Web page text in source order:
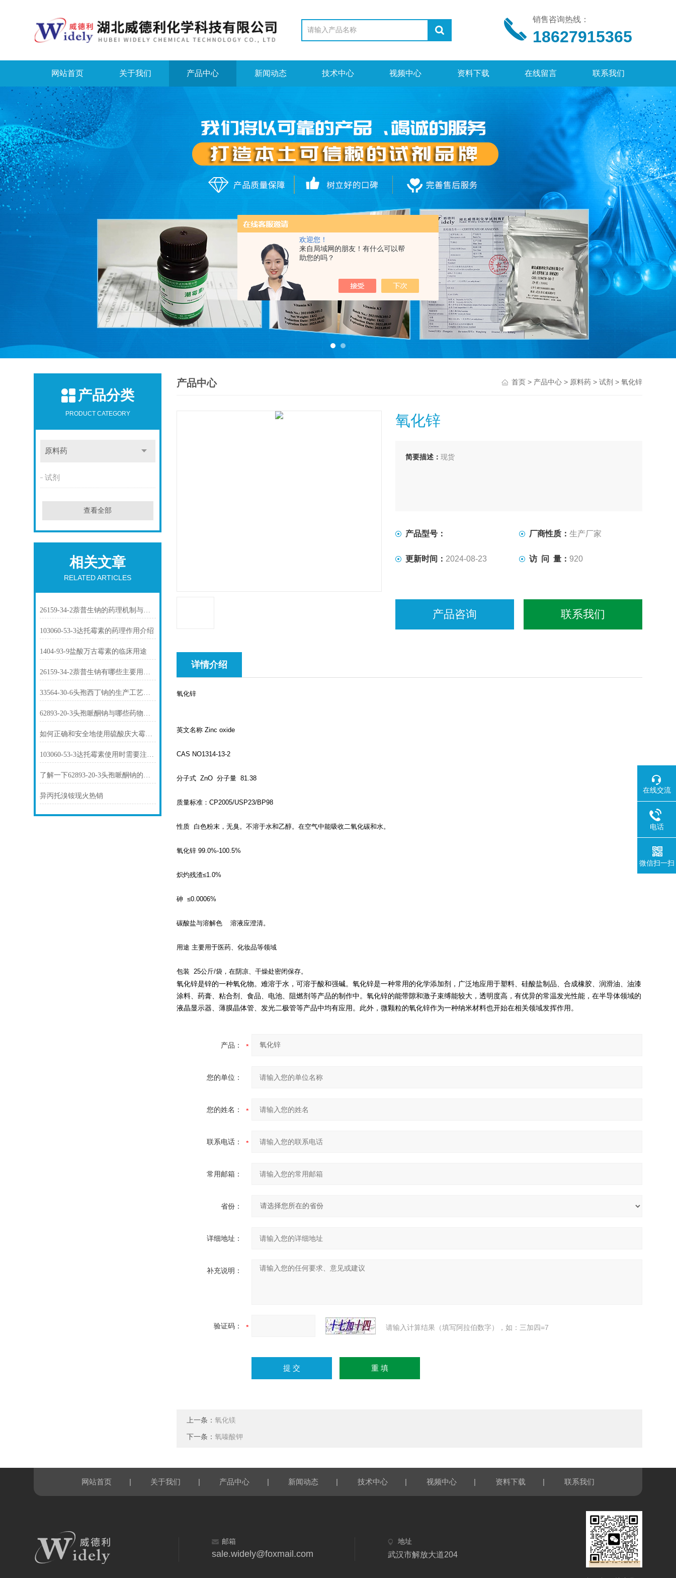
欢迎您！
来自局域网的朋友！有什么可以帮
助您的吗？
销售咨询热线：
18627915365
网站首页 关于我们 产品中心 新闻动态 技术中心 视频中心 资料下载 在线留言 联系我们
产品分类
PRODUCT CATEGORY
原料药
试剂
查看全部
相关文章
RELATED ARTICLES
26159-34-2萘普生钠的药理机制与临床应用
103060-53-3达托霉素的药理作用介绍
1404-93-9盐酸万古霉素的临床用途
26159-34-2萘普生钠有哪些主要用途？
33564-30-6头孢西丁钠的生产工艺是怎样的？
62893-20-3头孢哌酮钠与哪些药物存在相互作用？
如何正确和安全地使用硫酸庆大霉素1405-41-0？
103060-53-3达托霉素使用时需要注意哪些问题？
了解一下62893-20-3头孢哌酮钠的用途及药理作用吧
异丙托溴铵现火热销
产品中心 首页> 产品中心> 原料药 > 试剂 > 氧化锌
氧化锌
简要描述：现货
产品型号： 厂商性质： 生产厂家
更新时间： 2024-08-23 访 问 量： 920
产品咨询 联系我们
详情介绍
氧化锌
英文名称 Zinc oxide
CAS NO1314-13-2
分子式 ZnO 分子量 81.38
质量标准：CP2005/USP23/BP98
性质 白色粉末，无臭。不溶于水和乙醇。在空气中能吸收二氧化碳和水。
氧化锌 99.0%-100.5%
炽灼残渣≤1.0%
砷 ≤0.0006%
碳酸盐与溶解色 溶液应澄清。
用途 主要用于医药、化妆品等领域
包装 25公斤/袋，在阴凉、干燥处密闭保存。
氧化锌是锌的一种氧化物。难溶于水，可溶于酸和强碱。氧化锌是一种常用的化学添加剂，广泛地应用于塑料、硅酸盐制品、合成橡胶、润滑油 、油漆
涂料、药膏、粘合剂、食品、电池、 阻燃剂等产品的制作中。氧化锌的能带隙和激子束缚能较大，透明度高，有优异的常温发光性能，在半导体领域的
液晶显示器、薄膜晶体管、发光二极管等产品中均有应用。此外，微颗粒的氧化锌作为一种纳米材料也开始在相关领域发挥作用。
产品：
您的单位：
您的姓名：
联系电话：
常用邮箱：
省份：
详细地址：
补充说明：
验证码： 请输入计算结果（填写阿拉伯数字），如：三加四=7
上一条：氧化镁
下一条：氧嗪酸钾
网站首页 | 关于我们 | 产品中心 | 新闻动态 | 技术中心 | 视频中心 | 资料下载 | 联系我们
邮箱
sale.widely@foxmail.com
地址
武汉市解放大道204
在线交流
电话
微信扫一扫